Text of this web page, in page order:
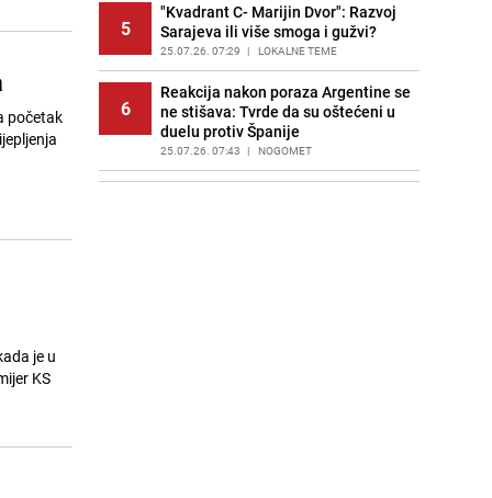
početak
je u
KS
5
"Kvadrant C- Marijin Dvor": Razvoj
Sarajeva ili više smoga i gužvi?
25.07.26. 07:29 | LOKALNE TEME
6
Reakcija nakon poraza Argentine se
ne stišava: Tvrde da su oštećeni u
duelu protiv Španije
25.07.26. 07:43 | NOGOMET